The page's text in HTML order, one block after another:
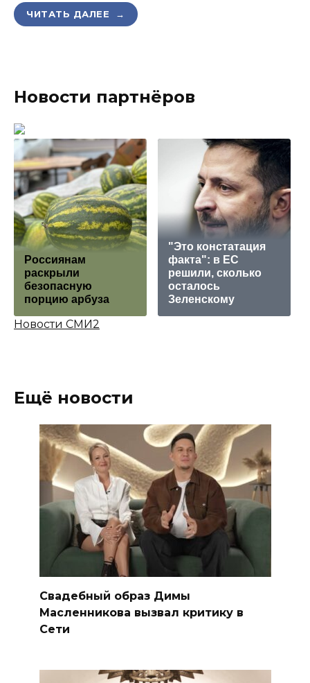
ЧИТАТЬ ДАЛЕЕ →
Новости партнёров
Россиянам
раскрыли
безопасную
порцию арбуза
"Это констатация
факта": в ЕС
решили, сколько
осталось
Зеленскому
Новости СМИ2
Ещё новости
Свадебный образ Димы
Масленникова вызвал критику в
Сети